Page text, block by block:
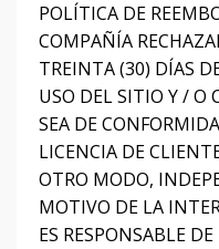
POLÍTICA DE
COMPAÑÍA
TREINTA (30) DÍAS
USO DEL SITIO Y / O
SEA DE
LICENCIA DE
OTRO MODO,
MOTIVO DE LA
ES RESPONSABLE